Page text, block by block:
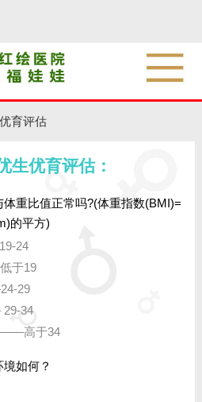
育评估
生优育评估：
重比值正常吗?(体重指数(BMI)=
的平方)
24
于19
29
34
——高于34
如何？